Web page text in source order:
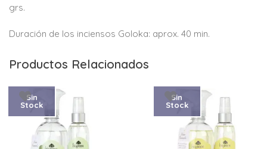
grs.
Duración de los inciensos Goloka: aprox. 40 min.
Productos Relacionados
Sin
Stock
Sin
Stock